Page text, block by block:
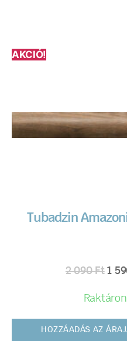
AKCIÓ!
Tubadzin
2 090Ft 1
Raktáron
HOZZÁADÁS AZ